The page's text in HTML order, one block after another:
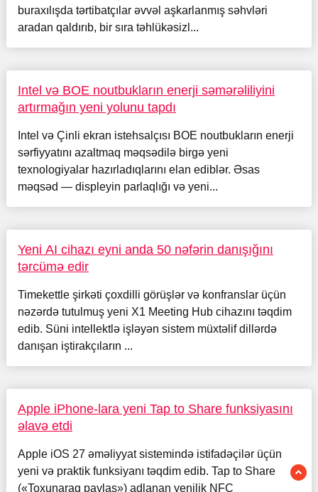
buraxılışda tərtibatçılar əvvəl aşkarlanmış səhvləri
aradan qaldırıb, bir sıra təhlükəsizl...
Intel və BOE noutbukların enerji səmərəliliyini
artırmağın yeni yolunu tapdı
Intel və Çinli ekran istehsalçısı BOE noutbukların enerji
sərfiyyatını azaltmaq məqsədilə birgə yeni
texnologiyalar hazırladıqlarını elan ediblər. Əsas
məqsəd — displeyin parlaqlığı və yeni...
Yeni AI cihazı eyni anda 50 nəfərin danışığını
tərcümə edir
Timekettle şirkəti çoxdilli görüşlər və konfranslar üçün
nəzərdə tutulmuş yeni X1 Meeting Hub cihazını təqdim
edib. Süni intellektlə işləyən sistem müxtəlif dillərdə
danışan iştirakçıların ...
Apple iPhone-lara yeni Tap to Share funksiyasını
əlavə etdi
Apple iOS 27 əməliyyat sistemində istifadəçilər üçün
yeni və praktik funksiyanı təqdim edib. Tap to Share
(«Toxunaraq paylaş») adlanan yenilik NFC